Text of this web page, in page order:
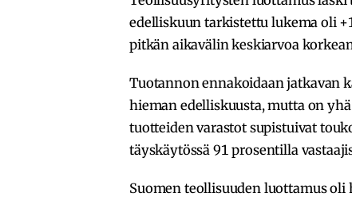
edelliskuun tarkistettu lukema oli
pitkän aikavälin keskiarvoa
Tuotannon ennakoidaan jatkavan
hieman edelliskuusta, mutta on
tuotteiden varastot supistuivat
täyskäytössä 91 prosentilla
Suomen teollisuuden luottamus